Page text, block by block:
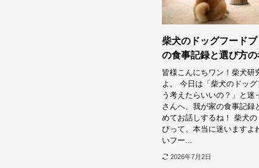
柴犬のドッグフード
の食事記録と選び方
皆様こんにちワン！柴犬研
よ。 今日は「柴犬のドッ
う考えたらいいの？」と迷
さんへ、我が家の食事記録
めてお話しするね！ 柴犬
びって、本当に迷いますよ
いフー...
2026年7月2日